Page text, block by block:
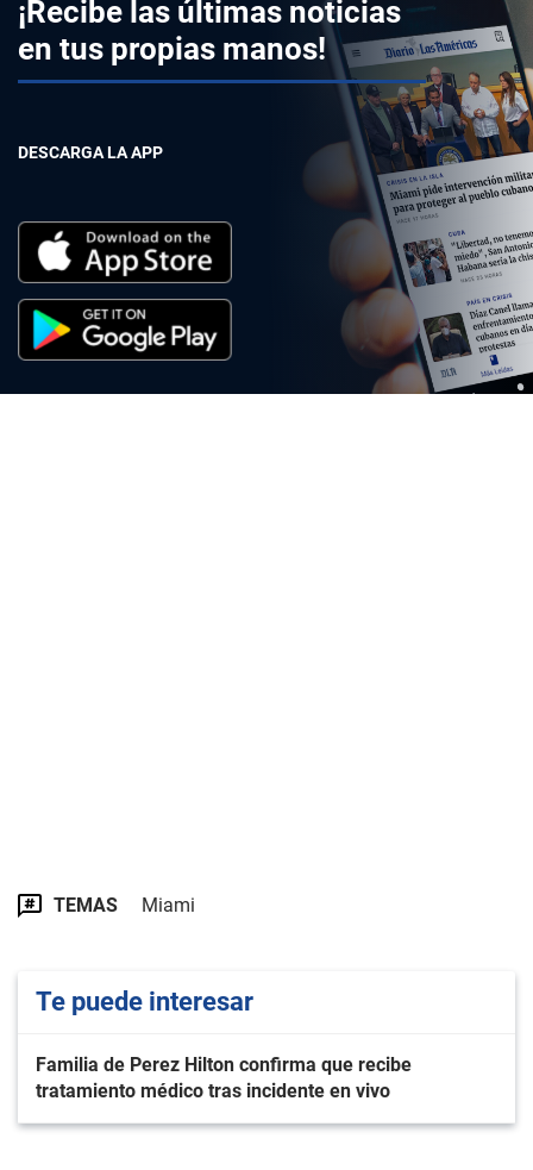
¡Recibe las últimas noticias
en tus propias manos!
DESCARGA LA APP
TEMAS Miami
Te puede interesar
Familia de Perez Hilton confirma que recibe
tratamiento médico tras incidente en vivo